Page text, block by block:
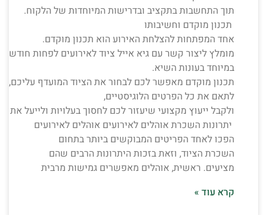
תוך התחשבות בתקציב ובדרישות המיוחדות של הלקוח.
תכנון מוקדם וחשיבותו
אחד המפתחות להצלחת האירוע הוא תכנון מוקדם.
מומלץ ליצור קשר עם גיא אייל ציוד לאירועים לפחות
במיוחד בעונות השיא.
תכנון מוקדם מאפשר לכם לבחור את הציוד המועדף עליכם,
לתאם את כל הפרטים הלוגיסטיים,
ולקבל ייעוץ מקצועי שיעזור לכם לחסוך בעלויות ולייעל את
יתרונות השכרת אוהלים לאירועים אוהלים לאירועים
הפכו לאחד הפריטים המבוקשים ביותר בתחום
השכרת הציוד, וזאת בזכות היתרונות הרבים שהם
מציעים. ראשית, אוהלים מאפשרים גמישות מרבית
קרא עוד »